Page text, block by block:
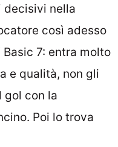
decisivi nella
così adesso
Basic 7: entra molto
e qualità, non gli
gol con la
Poi lo trova